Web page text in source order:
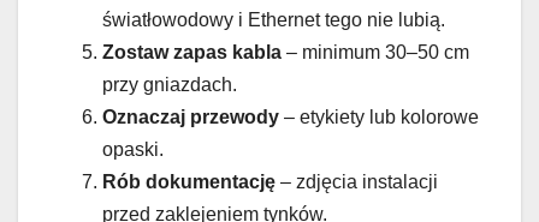
światłowodowy i Ethernet tego nie lubią.
Zostaw zapas kabla – minimum 30–50 cm
przy gniazdach.
Oznaczaj przewody – etykiety lub kolorowe
opaski.
Rób dokumentację – zdjęcia instalacji
przed zaklejeniem tynków.